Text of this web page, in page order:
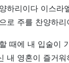
하리이다 이스라
로 주를 찬양하리
때에 내 입술이
내 영혼이 즐거워